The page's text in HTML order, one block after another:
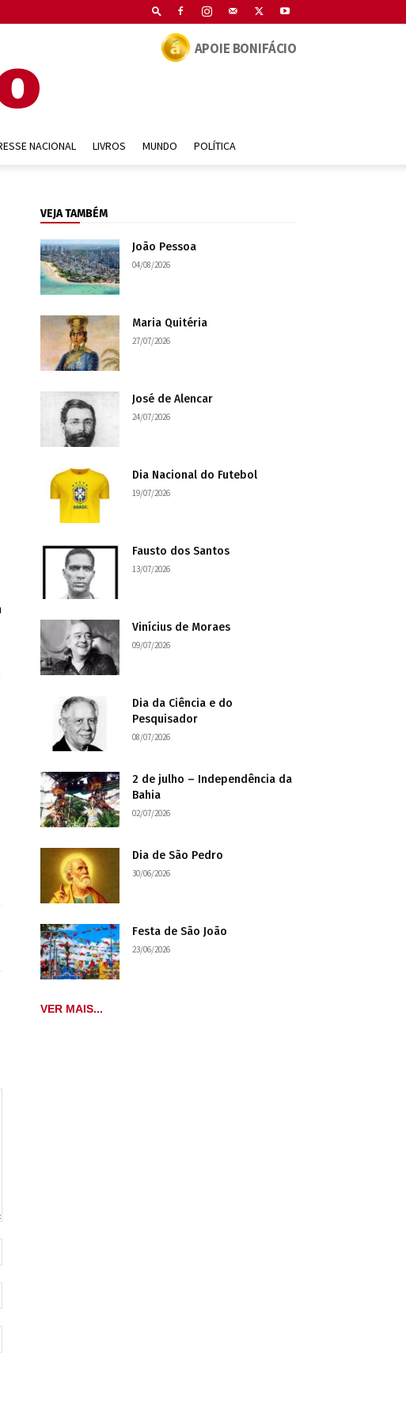
APOIE BONIFÁCIO
NACIONAL LIVROS MUNDO POLÍTICA
VEJA TAMBÉM
João Pessoa
04/08/2026
Maria Quitéria
27/07/2026
José de Alencar
24/07/2026
Dia Nacional do Futebol
19/07/2026
Fausto dos Santos
13/07/2026
Vinícius de Moraes
09/07/2026
Dia da Ciência e do
Pesquisador
08/07/2026
2 de julho – Independência da
Bahia
02/07/2026
Dia de São Pedro
30/06/2026
Festa de São João
23/06/2026
VER MAIS...